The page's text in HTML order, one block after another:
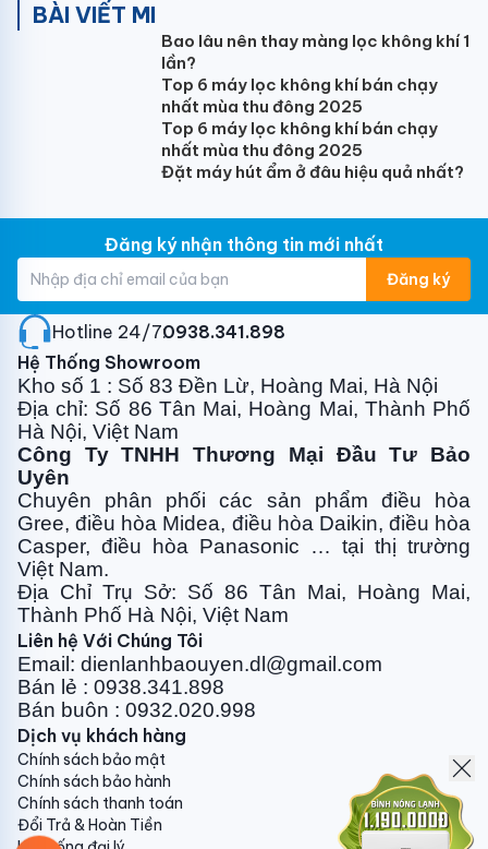
Cửa gió thiết kế linh hoạt
Điều hòa nối ống gió 30000BTU PanasonicS-
Dàn lạnh của máy và đường đi ống lắp
cũng như kích thước cửa gió được bố trí tùy chọn
theo nhu cầu sử dụng và thiết kế nội thất căn phòng
của Bạn. Giúp Bạn tận hưởng cảm giác mát lạnh thoải
mát dễ chịu nhất.
Tích hợp công nghệ Inverter tiên tiến
Công nghệ Inverter là công nghệ tiên tiến nhất hiện
nay:Ưu điểm điều hòa invertermang lại lợi ích cho
người tiêu dùng bao gồm:
kiệm chi phí hóa đơn tiền điện hàng tháng), vận hành
êm ái, biên độ thay đổi nhiệt độ thấp mang đến sự
thoải mái dễ chịu và giúp gia tăng tuổi thọ của sản
phẩm. Chính vì thế mà hầu hết các hãng điều hòa đều
tích hợp công nghệ này cho các sản phẩm cao cấp
nhất của mình. Hiện tại với sản phẩm máy điều hòa
nối ống gió thì chỉ Daikin FBFC85DVM và
PanasonicS-30PF2H5-8
tiên tiến mới nhất này.
Sử dụng gas R410a thân thiện
Điều hòa âm trần nối ống gió Panasonic sử dụng môi
chất làm lạnh mới gas R410a. R410a được chứng minh
và công nhận là loại gas lạnh thế hệ mới có hiệu suất
truyền nhiệt cao hơn giúp tiết kiệm điện năng, không
BÀI VIẾT MI
Bao lâu nên thay màng lọc không khí 1
lần?
Top 6 máy lọc không khí bán chạy
nhất mùa thu đông 2025
Top 6 máy lọc không khí bán chạy
nhất mùa thu đông 2025
Đặt máy hút ẩm ở đâu hiệu quả nhất?
Đăng ký nhận thông tin mới nhất
Đăng ký
Hotline 24/7:0938.341.898
Hệ Thống Showroom
Kho số 1 : Số 83 Đền Lừ, Hoàng Mai, Hà Nội
Địa chỉ: Số 86 Tân Mai, Hoàng Mai, Thành Phố
Hà Nội, Việt Nam
Công Ty TNHH Thương Mại Đầu Tư Bảo
Uyên
Chuyên phân phối các sản phẩm điều hòa
Gree, điều hòa Midea, điều hòa Daikin, điều hòa
Casper, điều hòa Panasonic … tại thị trường
Việt Nam.
Địa Chỉ Trụ Sở: Số 86 Tân Mai, Hoàng Mai,
Thành Phố Hà Nội, Việt Nam
Liên hệ Với Chúng Tôi
Email: dienlanhbaouyen.dl@gmail.com
Bán lẻ : 0938.341.898
Bán buôn : 0932.020.998
Dịch vụ khách hàng
Chính sách bảo mật
Chính sách bảo hành
Chính sách thanh toán
Đổi Trả & Hoàn Tiền